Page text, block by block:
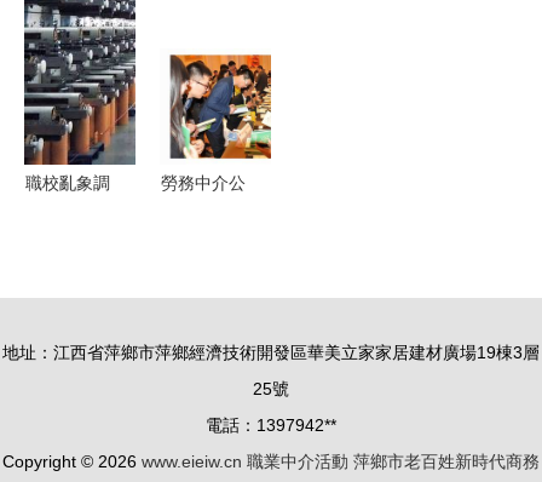
人 爭做理
性消費
者”金融宣
教活動，助
力公眾防范
1000萬元
進軍職業中
介領域
職校亂象調
勞務中介公
獲取客源
地址：江西省萍鄉市萍鄉經濟技術開發區華美立家家居建材廣場19棟3層
25號
電話：1397942**
Copyright © 2026 www.eieiw.cn 職業中介活動 萍鄉市老百姓新時代商務